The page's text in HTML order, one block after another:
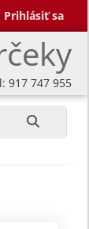
Prihlásiť sa
747 955